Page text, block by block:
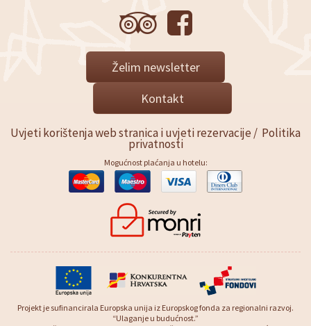
Želim newsletter
Kontakt
Uvjeti korištenja web stranica i uvjeti rezervacije / Politika
privatnosti
Mogućnost plaćanja u hotelu:
Projekt je sufinancirala Europska unija iz Europskog fonda za regionalni razvoj.
“Ulaganje u budućnost.”